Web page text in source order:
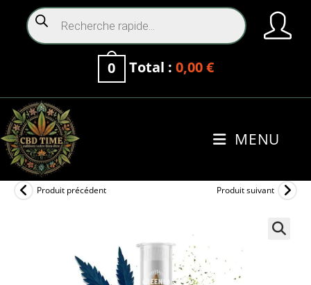
0 Total : 0,00€
MENU
Produit précédent Produit suivant